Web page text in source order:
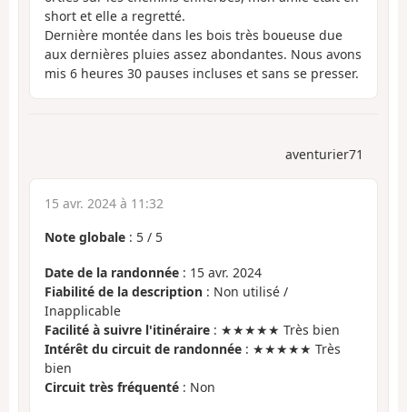
short et elle a regretté.
Dernière montée dans les bois très boueuse due
aux dernières pluies assez abondantes. Nous avons
mis 6 heures 30 pauses incluses et sans se presser.
aventurier71
15 avr. 2024 à 11:32
Note globale : 5 / 5
Date de la randonnée : 15 avr. 2024
Fiabilité de la description : Non utilisé /
Inapplicable
Facilité à suivre l'itinéraire : ★★★★★ Très bien
Intérêt du circuit de randonnée : ★★★★★ Très
bien
Circuit très fréquenté : Non